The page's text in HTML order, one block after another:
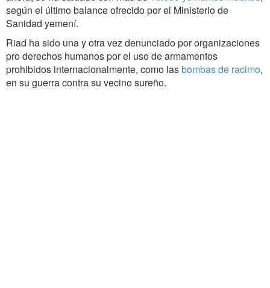
según el último balance ofrecido por el Ministerio de
Sanidad yemení.
Riad ha sido una y otra vez denunciado por organizaciones
pro derechos humanos por el uso de armamentos
prohibidos internacionalmente, como lasbombas de racimo,
en su guerra contra su vecino sureño.